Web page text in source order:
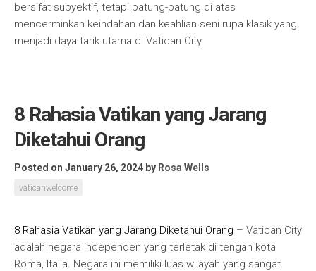
bersifat subyektif, tetapi patung-patung di atas
mencerminkan keindahan dan keahlian seni rupa klasik yang
menjadi daya tarik utama di Vatican City.
8 Rahasia Vatikan yang Jarang
Diketahui Orang
Posted on January 26, 2024 by Rosa Wells
vaticanwelcome
8 Rahasia Vatikan yang Jarang Diketahui Orang – Vatican City
adalah negara independen yang terletak di tengah kota
Roma, Italia. Negara ini memiliki luas wilayah yang sangat